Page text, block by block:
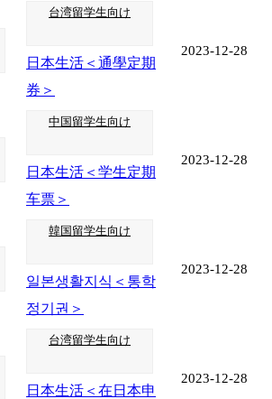
台湾留学生向け
日本生活＜通學定期
券＞
2023-12-28
中国留学生向け
日本生活＜学生定期
车票＞
2023-12-28
韓国留学生向け
일본생활지식＜통학
정기권＞
2023-12-28
台湾留学生向け
日本生活＜在日本申
2023-12-28